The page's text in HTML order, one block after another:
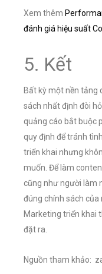
Xem thêm
đánh giá hiệu suất
5. Kết
Bất kỳ một nền tảng
sách nhất định đòi
quảng cáo bắt buộc
quy định để tránh
triển khai nhưng
muốn. Để làm
cũng như người làm
đúng chính sách
Marketing triển khai
đặt ra.
Nguồn tham khảo: